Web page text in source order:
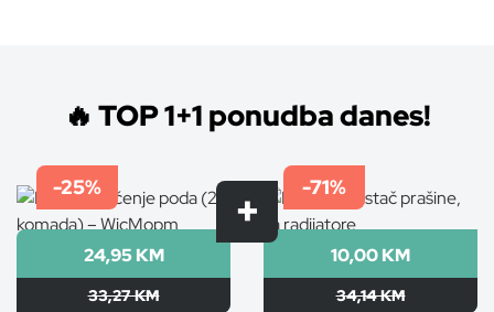
🔥 TOP 1+1 ponudba danes!
-25%
24,95 KM
33,27 KM
-71%
10,00 KM
34,14 KM